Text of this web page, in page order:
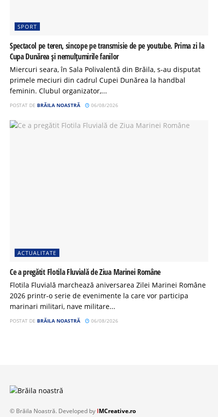
SPORT
Spectacol pe teren, sincope pe transmisie de pe youtube. Prima zi la
Cupa Dunărea și nemulțumirile fanilor
Miercuri seara, în Sala Polivalentă din Brăila, s-au disputat
primele meciuri din cadrul Cupei Dunărea la handbal
feminin. Clubul organizator,...
POSTAT DE BRĂILA NOASTRĂ 06/08/2026
ACTUALITATE
Ce a pregătit Flotila Fluvială de Ziua Marinei Române
Flotila Fluvială marchează aniversarea Zilei Marinei Române
2026 printr-o serie de evenimente la care vor participa
marinari militari, nave militare...
POSTAT DE BRĂILA NOASTRĂ 06/08/2026
© Brăila Noastră. Developed by IMCreative.ro